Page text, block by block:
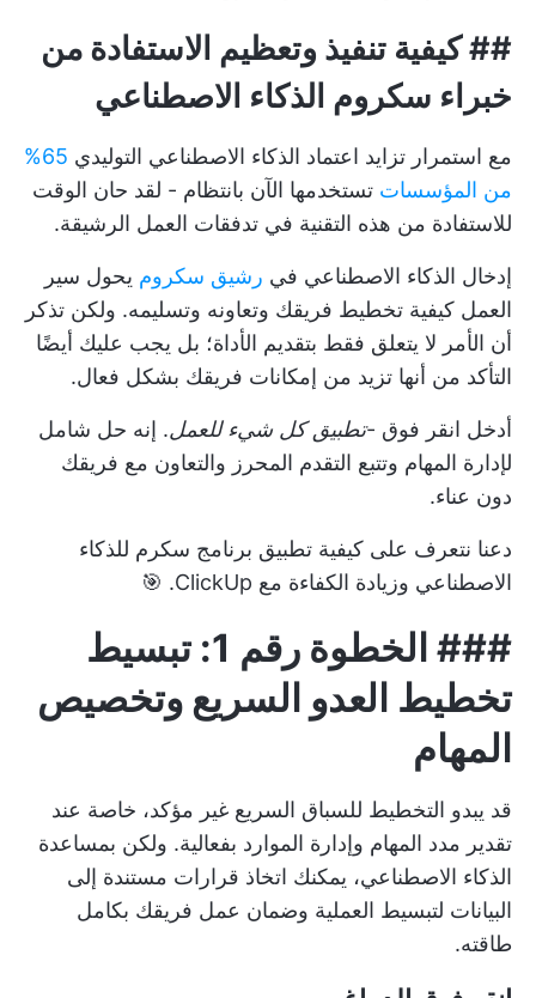
##كيفية تنفيذ وتعظيم الاستفادة من
خبراء سكروم الذكاء الاصطناعي
مع استمرار تزايد اعتماد الذكاء الاصطناعي التوليدي
65%
من المؤسسات تستخدمها الآن بانتظام - لقد حان الوقت
للاستفادة من هذه التقنية في تدفقات العمل الرشيقة.
إدخال الذكاء الاصطناعي في رشيق سكروم يحول سير
العمل كيفية تخطيط فريقك وتعاونه وتسليمه. ولكن تذكر
أن الأمر لا يتعلق فقط بتقديم الأداة؛ بل يجب عليك أيضًا
التأكد من أنها تزيد من إمكانات فريقك بشكل فعال.
أدخل انقر فوق -تطبيق كل شيء للعمل. إنه حل شامل
لإدارة المهام وتتبع التقدم المحرز والتعاون مع فريقك
دون عناء.
دعنا نتعرف على كيفية تطبيق برنامج سكرم للذكاء
الاصطناعي وزيادة الكفاءة مع ClickUp. 🎯
###
الخطوة رقم 1: تبسيط
تخطيط العدو السريع وتخصيص
المهام
قد يبدو التخطيط للسباق السريع غير مؤكد، خاصة عند
تقدير مدد المهام وإدارة الموارد بفعالية. ولكن بمساعدة
الذكاء الاصطناعي، يمكنك اتخاذ قرارات مستندة إلى
البيانات لتبسيط العملية وضمان عمل فريقك بكامل
طاقته.